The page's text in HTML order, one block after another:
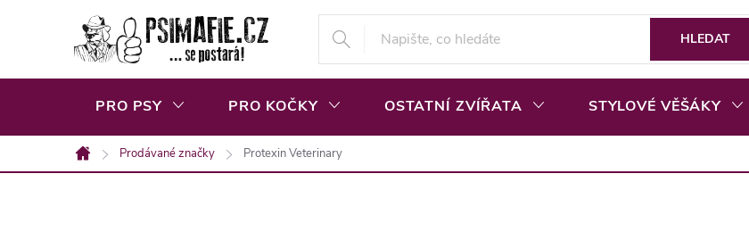
HLEDAT
PRO PSY PRO KOČKY OSTATNÍ ZVÍŘATA STYLOVÉ VĚŠÁKY
Domů
Prodávané značky Protexin Veterinary